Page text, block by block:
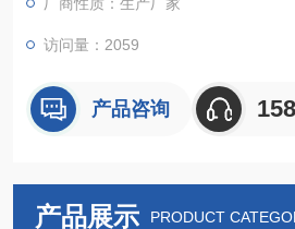
访问量：2059
产品咨询
产品展示 PRODUCT